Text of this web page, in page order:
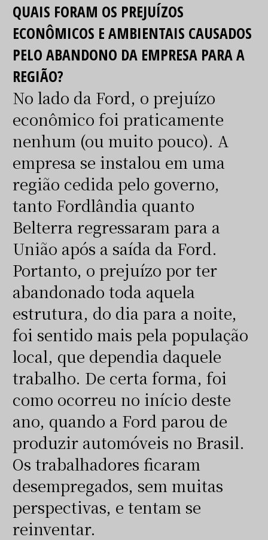
QUAIS FORAM OS PREJUÍZOS
ECONÔMICOS E AMBIENTAIS CAUSADOS
PELO ABANDONO DA EMPRESA PARA A
REGIÃO?
No lado da Ford, o prejuízo
econômico foi praticamente
nenhum (ou muito pouco). A
empresa se instalou em uma
região cedida pelo governo,
tanto Fordlândia quanto
Belterra regressaram para a
União após a saída da Ford.
Portanto, o prejuízo por ter
abandonado toda aquela
estrutura, do dia para a noite,
foi sentido mais pela população
local, que dependia daquele
trabalho. De certa forma, foi
como ocorreu no início deste
ano, quando a Ford parou de
produzir automóveis no Brasil.
Os trabalhadores ficaram
desempregados, sem muitas
perspectivas, e tentam se
reinventar.